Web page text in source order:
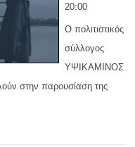
20:00
Ο πολιτιστικός
σύλλογος
ΥΨΙΚΑΜΙΝΟΣ
στην παρουσίαση της